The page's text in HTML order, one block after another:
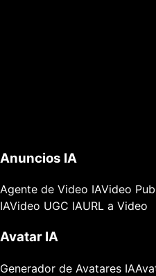
Anuncios IA
Agente de Video IAVideo
IAVideo UGC IAURL a Video
Avatar IA
Generador de Avatares IA